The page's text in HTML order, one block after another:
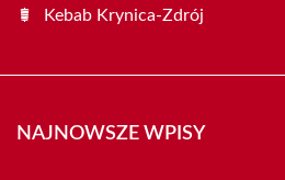
Kebab Krynica-Zdrój
NAJNOWSZE WPISY